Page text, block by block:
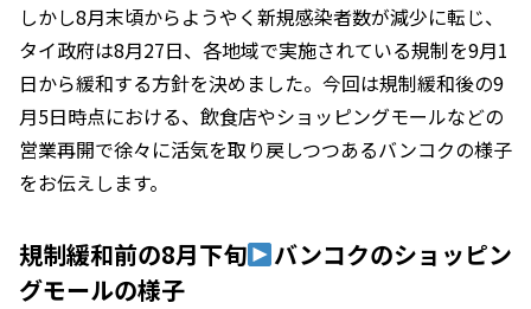
しかし8月末頃からようやく新規感染者数が減少に転じ、
タイ政府は8月27日、各地域で実施されている規制を9月1
日から緩和する方針を決めました。今回は規制緩和後の9
月5日時点における、飲食店やショッピングモールなどの
営業再開で徐々に活気を取り戻しつつあるバンコクの様子
をお伝えします。
規制緩和前の8月下旬
バンコクのショッピン
グモールの様子